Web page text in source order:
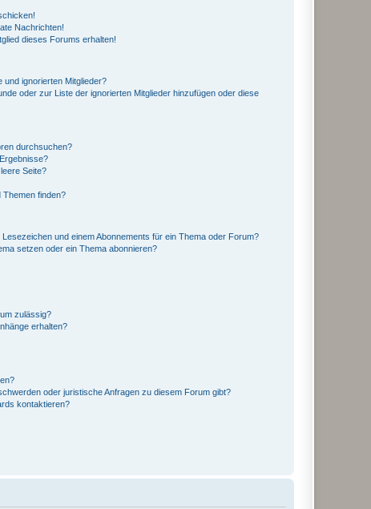
Nachrichten!
dieses Forums erhalten!
und ignorierten Mitglieder?
oder zur Liste der ignorierten Mitglieder hinzufügen oder diese
durchsuchen?
Seite?
Themen finden?
und einem Abonnements für ein Thema oder Forum?
setzen oder ein Thema abonnieren?
zulässig?
erhalten?
oder juristische Anfragen zu diesem Forum gibt?
kontaktieren?